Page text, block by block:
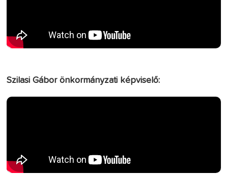
Szilasi Gábor önkormányzati képviselő: